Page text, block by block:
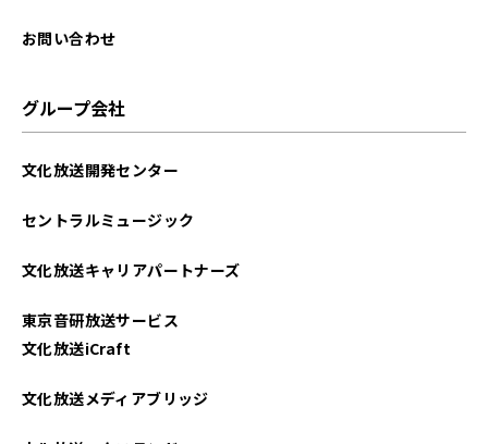
お問い合わせ
グループ会社
文化放送開発センター
セントラルミュージック
文化放送キャリアパートナーズ
東京音研放送サービス
文化放送iCraft
文化放送メディアブリッジ